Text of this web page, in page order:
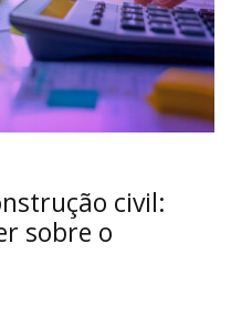
civil:
sobre o